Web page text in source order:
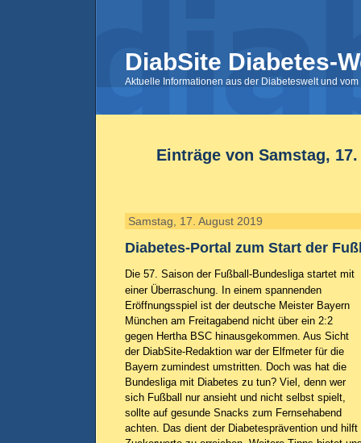
DiabSite Diabetes-
Aktuelle Informationen aus der Diabeteswelt und
Einträge von Samstag,
Samstag, 17. August 2019
Diabetes-Portal zum Start der
Die 57. Saison der Fußball-Bundesliga startet mit
einer Überraschung. In einem spannenden
Eröffnungsspiel ist der deutsche Meister Bayern
München am Freitagabend nicht über ein 2:2
gegen Hertha BSC hinausgekommen. Aus Sicht
der DiabSite-Redaktion war der Elfmeter für die
Bayern zumindest umstritten. Doch was hat die
Bundesliga mit Diabetes zu tun? Viel, denn wer
sich Fußball nur ansieht und nicht selbst spielt,
sollte auf gesunde Snacks zum Fernsehabend
achten. Das dient der Diabetesprävention und